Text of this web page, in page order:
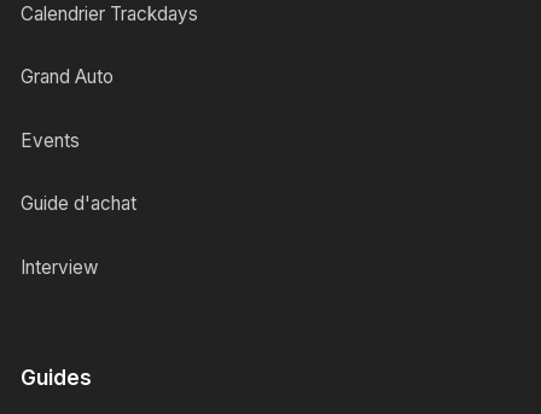
Calendrier Trackdays
Grand Auto
Events
Guide d'achat
Interview
Guides